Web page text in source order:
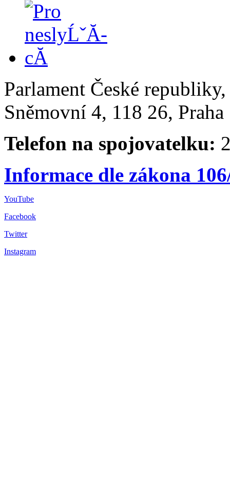
Parlament České
Sněmovní 4, 118 26,
Telefon na spojovatelku:
Informace dle zákona
YouTube
Facebook
Twitter
Instagram